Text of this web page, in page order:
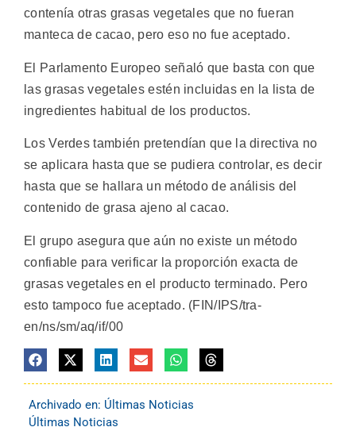
contenía otras grasas vegetales que no fueran
manteca de cacao, pero eso no fue aceptado.
El Parlamento Europeo señaló que basta con que
las grasas vegetales estén incluidas en la lista de
ingredientes habitual de los productos.
Los Verdes también pretendían que la directiva no
se aplicara hasta que se pudiera controlar, es decir
hasta que se hallara un método de análisis del
contenido de grasa ajeno al cacao.
El grupo asegura que aún no existe un método
confiable para verificar la proporción exacta de
grasas vegetales en el producto terminado. Pero
esto tampoco fue aceptado. (FIN/IPS/tra-
en/ns/sm/aq/if/00
Archivado en: Últimas Noticias
Últimas Noticias